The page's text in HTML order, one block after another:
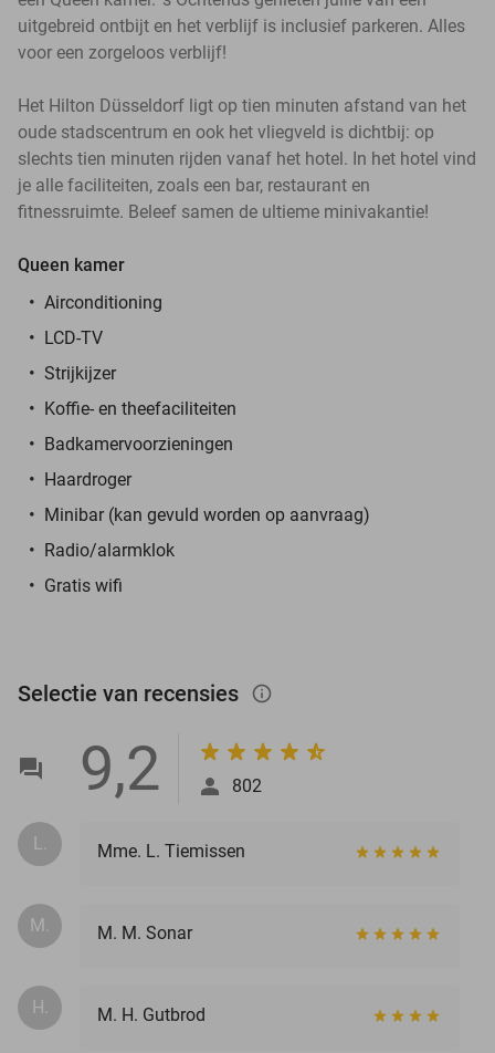
uitgebreid ontbijt en het verblijf is inclusief parkeren. Alles
voor een zorgeloos verblijf!
Het Hilton Düsseldorf ligt op tien minuten afstand van het
oude stadscentrum en ook het vliegveld is dichtbij: op
slechts tien minuten rijden vanaf het hotel. In het hotel vind
je alle faciliteiten, zoals een bar, restaurant en
fitnessruimte. Beleef samen de ultieme minivakantie!
Queen kamer
Airconditioning
LCD-TV
Strijkijzer
Koffie- en theefaciliteiten
Badkamervoorzieningen
Haardroger
Minibar (kan gevuld worden op aanvraag)
Radio/alarmklok
Gratis wifi
Selectie van recensies info_outlined
9,2 802
L. Mme. L. Tiemissen
M. M. M. Sonar
H. M. H. Gutbrod